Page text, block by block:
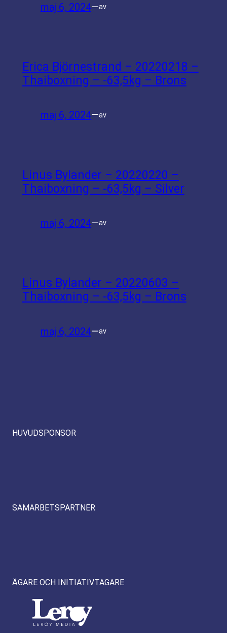
maj 6, 2024—av
Erica Björnestrand – 20220218 –
Thaiboxning – -63,5kg – Brons
maj 6, 2024—av
Linus Bylander – 20220220 –
Thaiboxning – -63,5kg – Silver
maj 6, 2024—av
Linus Bylander – 20220603 –
Thaiboxning – -63,5kg – Brons
maj 6, 2024—av
HUVUDSPONSOR
SAMARBETSPARTNER
ÄGARE OCH INITIATIVTAGARE